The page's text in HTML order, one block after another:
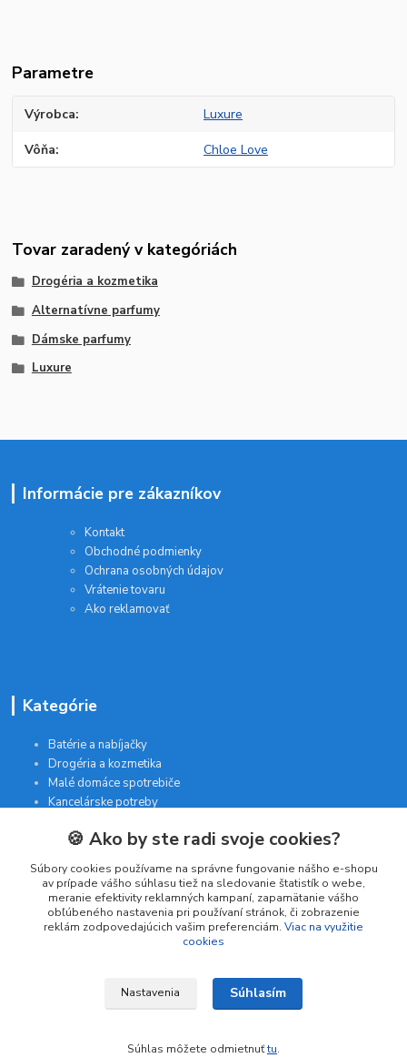
Parametre
Výrobca Luxure
Vôňa Chloe Love
Tovar zaradený v kategóriách
Drogéria a kozmetika
Alternatívne parfumy
Dámske parfumy
Luxure
Informácie pre zákazníkov
Kontakt
Obchodné podmienky
Ochrana osobných údajov
Vrátenie tovaru
Ako reklamovať
Kategórie
Batérie a nabíjačky
Drogéria a kozmetika
Malé domáce spotrebiče
Kancelárske potreby
Kontakt
INTERGAM s.r.o
Jelšová 5
🍪 Ako by ste radi svoje cookies?
Súbory cookies používame na správne fungovanie nášho e-shopu
av prípade vášho súhlasu tiež na sledovanie štatistík o webe,
meranie efektivity reklamných kampaní, zapamätanie vášho
obľúbeného nastavenia pri používaní stránok, či zobrazenie
reklám zodpovedajúcich vašim preferenciám. Viac na využitie
cookies
Nastavenia Súhlasím
Súhlas môžete odmietnuťtu.